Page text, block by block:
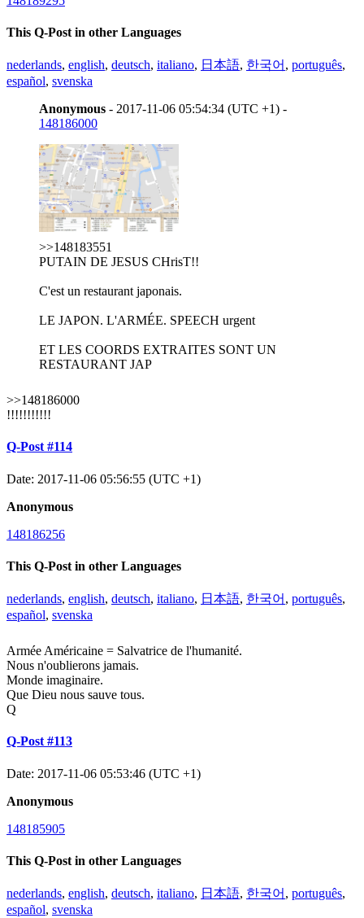
This Q-Post in other Languages
nederlands, english, deutsch, italiano, 日本語, 한국어 , português,
español, svenska
Anonymous - 2017-11-06 05:54:34 (UTC +1) -
148186000
>>148183551
PUTAIN DE JESUS CHrisT!!
C'est un restaurant japonais.
LE JAPON. L'ARMÉE. SPEECH urgent
ET LES COORDS EXTRAITES SONT UN
RESTAURANT JAP
>>148186000
!!!!!!!!!!!
Q-Post #114
Date: 2017-11-06 05:56:55 (UTC +1)
Anonymous
148186256
This Q-Post in other Languages
nederlands, english, deutsch, italiano, 日本語, 한국어 , português,
español, svenska
Armée Américaine = Salvatrice de l'humanité.
Nous n'oublierons jamais.
Monde imaginaire.
Que Dieu nous sauve tous.
Q
Q-Post #113
Date: 2017-11-06 05:53:46 (UTC +1)
Anonymous
148185905
This Q-Post in other Languages
nederlands, english, deutsch, italiano, 日本語, 한국어 , português,
español, svenska